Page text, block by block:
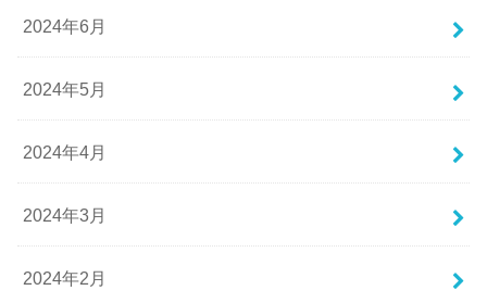
2024年6月
2024年5月
2024年4月
2024年3月
2024年2月